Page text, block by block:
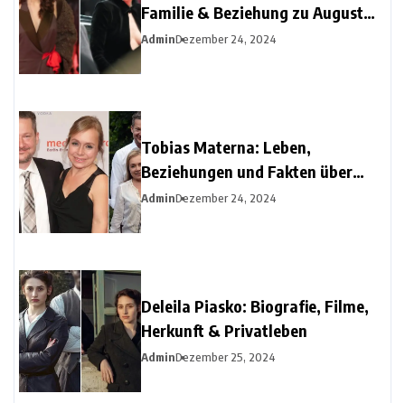
Familie & Beziehung zu August
Diehl
AdminDezember 24, 2024
Tobias Materna: Leben,
Beziehungen und Fakten über
Christine Urspruchs Ex-Ehemann
AdminDezember 24, 2024
Deleila Piasko: Biografie, Filme,
Herkunft & Privatleben
AdminDezember 25, 2024